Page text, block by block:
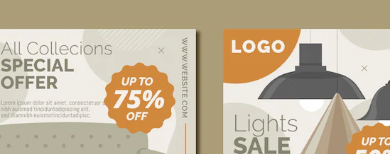
Креативная платформа для создания
ваших лучших работ. Более 1 миллиона
подписчиков среди креаторов,
предприятий, агентств и студий.
Pусский
Продукция
Spaces
ИИ-помощник
Генератор
изображений ИИ
Генератор видео
Academy
Документация по
Пакету ИИ
Служба
поддержки